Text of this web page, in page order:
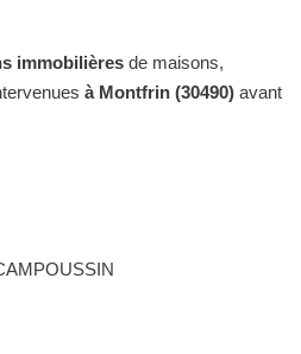
immobilières de maisons,
à Montfrin (30490) avant